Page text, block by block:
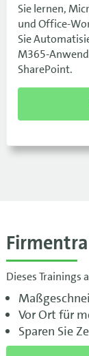
Sie lernen,
und Office-
Sie
M365-
SharePoint.
Dieses Trainings
Vor Ort für
Sparen Sie